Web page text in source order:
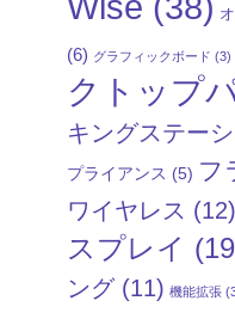
(6) グラフィックボード (3)
クトップ
キングステー
プライアンス (5) フ
ワイヤレス (12)
スプレイ
ング(11) 機能拡張